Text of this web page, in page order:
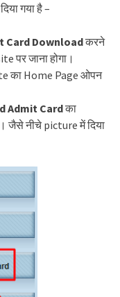
गया है –
Card Downloadकरने
पर जाना होगा।
का Home Page ओपन
Admit Cardका
जैसे नीचे picture में दिया